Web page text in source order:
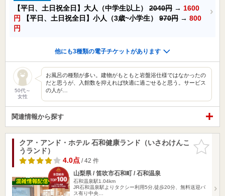
【平日、土日祝全日】大人（中学生以上） 2040円 → 1600
円
【平日、土日祝全日】小人（3歳~小学生） 970円 → 800
円
他にも3種類の電子チケットがあります
50代～
女性
お風呂の種類が多い。建物がもともと岩盤浴仕様ではなかったの
だと思うが、入館数を抑えれば快適に過ごせると思う。サービス
の人が…
関連情報から探す
お気に入
りに追加
クア・アンド・ホテル 石和健康ランド（いさわけんこ
うランド）
4.0点/ 42 件
山梨県 / 笛吹市石和町 / 石和温泉
石和温泉駅1.04km
JR石和温泉駅よりタクシー利用5分,徒歩20分、無料送迎バ
ス有り中央…